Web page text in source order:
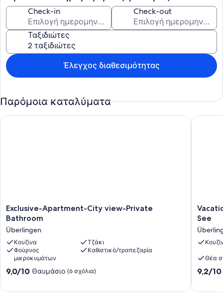
Check-in Check-out
Ταξιδιώτες
Έλεγχος διαθεσιμότητας
Παρόμοια καταλύματα
Exclusive-
Apartment-
City
view-
Private
Bathroom
Überlingen
Exclusive-Apartment-City view-Private
Bathroom
Überlingen
Κουζίνα
Τζάκι
Φούρνος
μικροκυμάτων
Καθιστικό/τραπεζαρία
9.0
9,0/10 Θαυμάσιο (6 σχόλια)
Exclusive-Apartment-City view-Private Bathroom
Vacation
-
See
See
Θέα
9.2
9,2/10